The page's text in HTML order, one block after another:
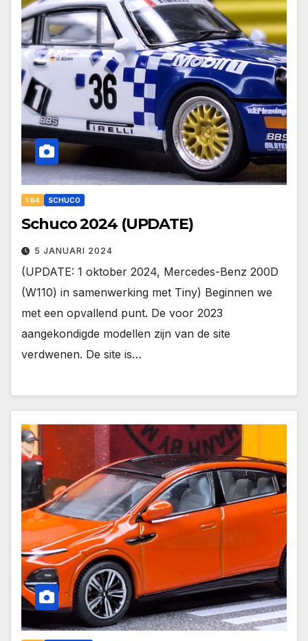
1:64 SCHUCO
Schuco 2024 (UPDATE)
5 JANUARI 2024
(UPDATE: 1 oktober 2024, Mercedes-Benz 200D
(W110) in samenwerking met Tiny) Beginnen we
met een opvallend punt. De voor 2023
aangekondigde modellen zijn van de site
verdwenen. De site is…